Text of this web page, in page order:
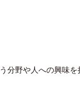
分野や⼈への興味を